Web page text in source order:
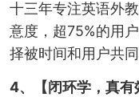
十三年专注英语外
意度，超75%的用
择被时间和用户共同
4、【闭环学，真有